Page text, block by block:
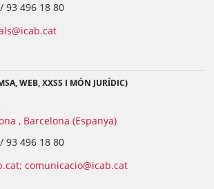
93 496 18 80
WEB, XXSS I MÓN JURÍDIC)
, Barcelona (Espanya)
93 496 18 80
comunicacio@icab.cat